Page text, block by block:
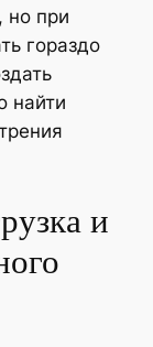
но при
гораздо
найти
и